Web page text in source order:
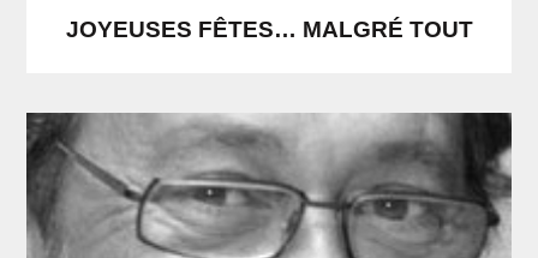
JOYEUSES FÊTES… MALGRÉ TOUT